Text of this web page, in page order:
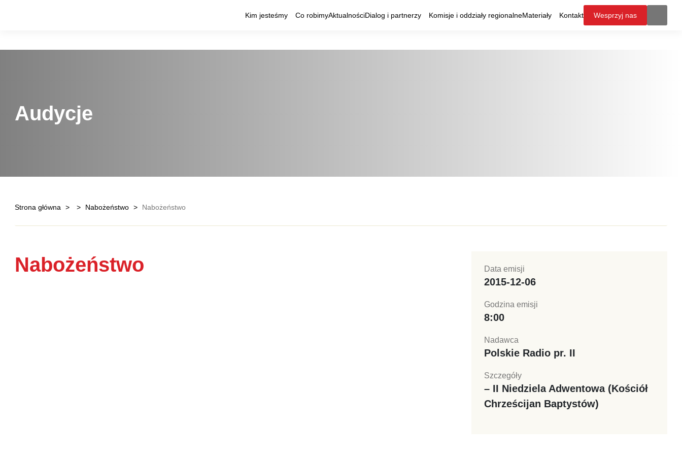
Kim jesteśmy Co robimyAktualnościDialog i partnerzy Komisje i oddziały regionalneMateriały Kontakt Wesprzyj nas
Audycje
Strona główna > > Nabożeństwo > Nabożeństwo
Nabożeństwo Data emisji
2015-12-06
Godzina emisji
8:00
Nadawca
Polskie Radio pr. II
Szczegóły
– II Niedziela Adwentowa (Kościół
Chrześcijan Baptystów)